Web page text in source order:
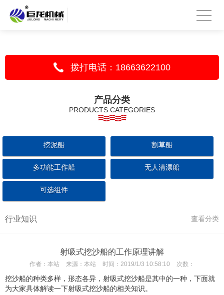
拨打电话：18663622100
产品分类
PRODUCTS CATEGORIES
挖泥船 割草船
多功能工作船 无人清漂船
可选组件
行业知识 查看分类
射吸式挖沙船的工作原理讲解
作者： 本站 来源： 本站 时间： 2019/1/3 10:58:10 次数：
挖沙船的种类多样，形态各异，射吸式挖沙船是其中的一种，下面就
为大家具体解读一下射吸式挖沙船的相关知识。